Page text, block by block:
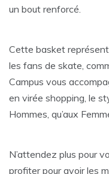
un bout renforcé.
Cette basket
les fans de skate,
Campus vous
en virée shopping, le
Hommes, qu’aux
N’attendez plus pour
profiter pour avoir les